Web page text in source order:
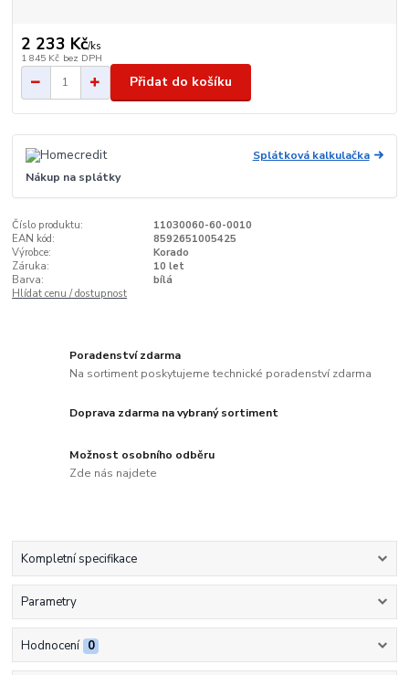
2 233 Kč/ks
1 845 Kč bez DPH
Přidat do košíku
Splátková kalkulačka
Nákup na splátky
Číslo produktu:
11030060-60-0010
EAN kód:
8592651005425
Výrobce:
Korado
Záruka:
10 let
Barva:
bílá
Hlídat cenu / dostupnost
Poradenství zdarma
Na sortiment poskytujeme technické poradenství zdarma
Doprava zdarma na vybraný sortiment
Možnost osobního odběru
Zde nás najdete
Kompletní specifikace
Parametry
Hodnocení 0